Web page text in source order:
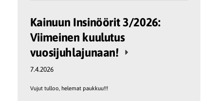
Kainuun Insinöörit 3/2026:
Viimeinen kuulutus
vuosijuhlajunaan!
7.4.2026
Vujut tulloo, helemat paukkuu!!!